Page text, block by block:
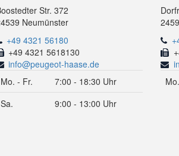
Str. 372
Neumünster
+49 4321 56180
+49 4321 5618130
info@peugeot-haase.de
Mo. - Fr.
7:00 - 18:30 Uhr
Sa.
9:00 - 13:00 Uhr